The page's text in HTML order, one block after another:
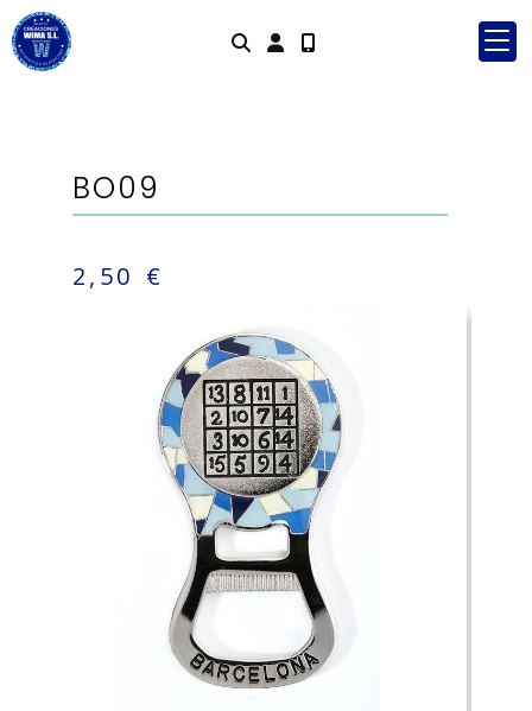
Identifícate
BO09
2,50 €